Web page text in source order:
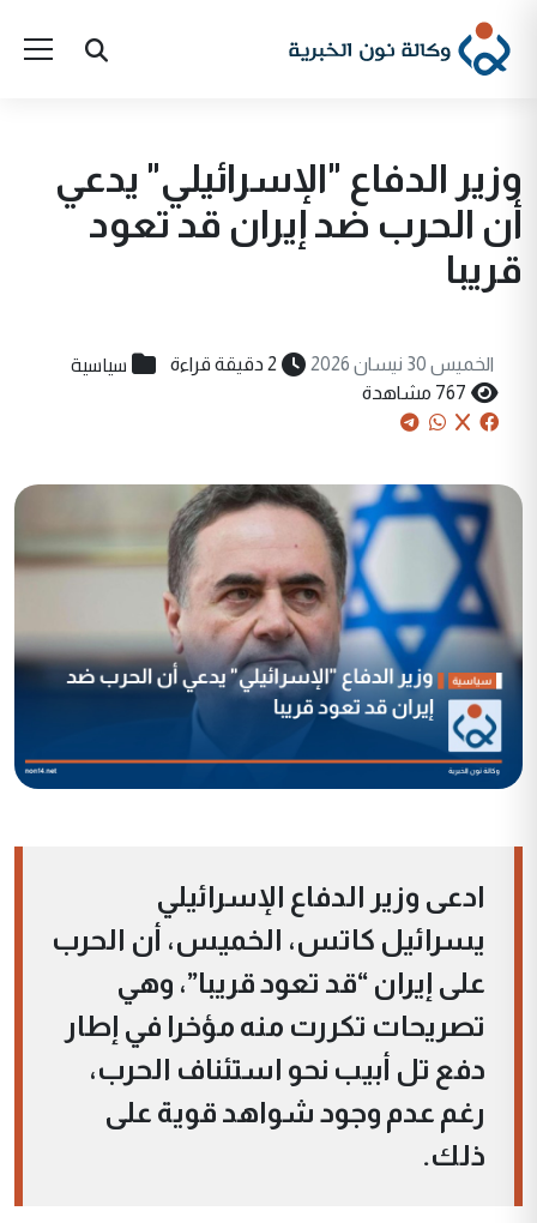
وزير الدفاع "الإسرائيلي" يدعي
أن الحرب ضد إيران قد تعود
قريبا
الخميس 30 نيسان 2026 2 دقيقة قراءة سياسية
767 مشاهدة
ادعى وزير الدفاع الإسرائيلي
يسرائيل كاتس، الخميس، أن الحرب
على إيران “قد تعود قريبا”، وهي
تصريحات تكررت منه مؤخرا في إطار
دفع تل أبيب نحو استئناف الحرب،
رغم عدم وجود شواهد قوية على
ذلك.